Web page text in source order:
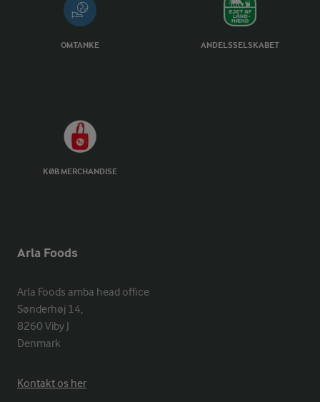
OMTANKE ANDELSSELSKABET
KØB MERCHANDISE
Arla Foods
Arla Foods amba head office
Sønderhøj 14,
8260 Viby J
Denmark
Kontakt os her